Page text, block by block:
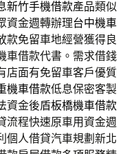
新竹手機借款產品類似
資金週轉辦理台中機車
款免留車地經營獲得良
車借款代書。需求借錢
店面有免留車客戶優質
機車借款低息保密客製
資金後盾板橋機車借款
流程快速原車用資金週
個人借貸汽車規劃新北